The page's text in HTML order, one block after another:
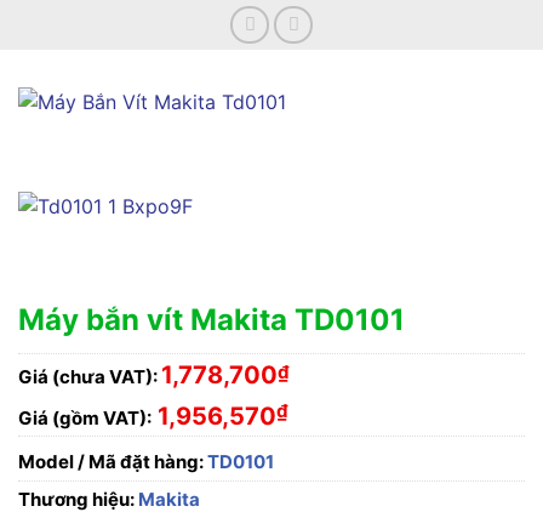
Máy bắn vít Makita TD0101
Giá (chưa VAT): 1,778,700₫
Giá (gồm VAT): 1,956,570₫
Model / Mã đặt hàng:TD0101
Thương hiệu: Makita